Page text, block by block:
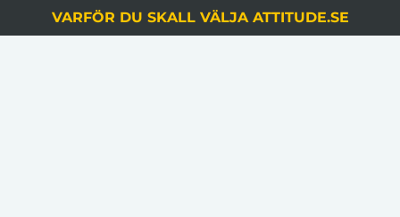
VARFÖR DU SKALL VÄLJA ATTITUDE.SE